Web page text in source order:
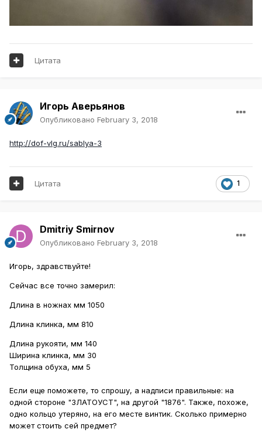
Цитата
Игорь Аверьянов
Опубликовано February 3, 2018
http://dof-vlg.ru/sablya-3
1
Цитата
Dmitriy Smirnov
Опубликовано February 3, 2018
Игорь, здравствуйте!
Сейчас все точно замерил:
Длина в ножнах мм 1050
Длина клинка, мм 810
Длина рукояти, мм 140
Ширина клинка, мм 30
Толщина обуха, мм 5
Если еще поможете, то спрошу, а надписи правильные: на
одной стороне "ЗЛАТОУСТ", на другой "1876". Также, похоже,
одно кольцо утеряно, на его месте винтик. Сколько примерно
может стоить сей предмет?